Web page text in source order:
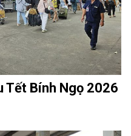
Tết Bính Ngọ 2026